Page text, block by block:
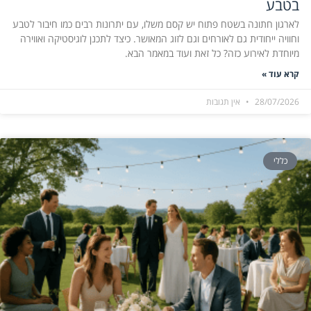
בטבע
לארגון חתונה בשטח פתוח יש קסם משלו, עם יתרונות רבים כמו חיבור לטבע
וחוויה ייחודית גם לאורחים וגם לזוג המאושר. כיצד לתכנן לוגיסטיקה ואווירה
מיוחדת לאירוע כזה? כל זאת ועוד במאמר הבא.
קרא עוד »
28/07/2026 אין תגובות
כללי